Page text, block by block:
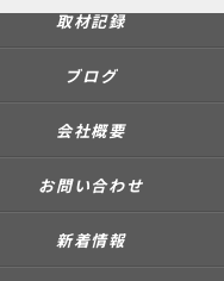
取材記録
ブログ
会社概要
お問い合わせ
新着情報